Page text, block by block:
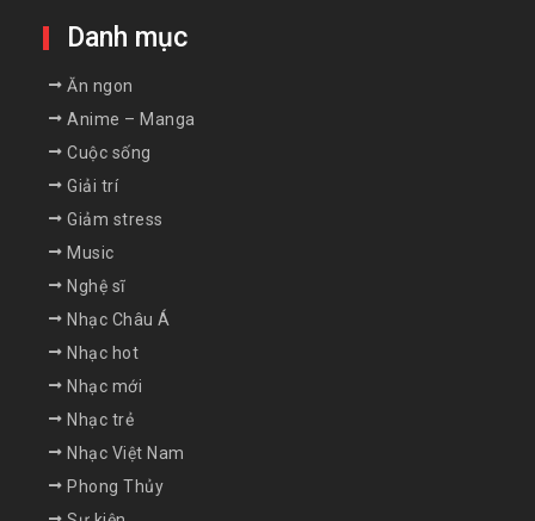
Danh mục
Ăn ngon
Anime – Manga
Cuộc sống
Giải trí
Giảm stress
Music
Nghệ sĩ
Nhạc Châu Á
Nhạc hot
Nhạc mới
Nhạc trẻ
Nhạc Việt Nam
Phong Thủy